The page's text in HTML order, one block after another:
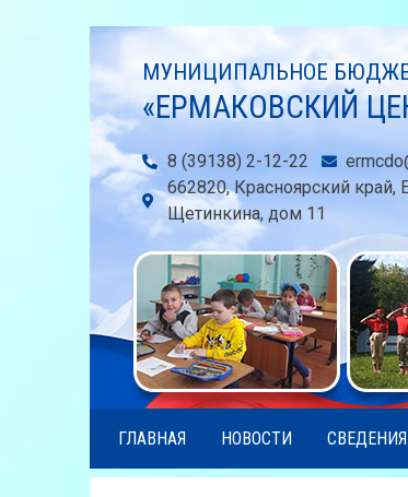
МУНИЦИПАЛЬНОЕ
«ЕРМАКОВСКИЙ
8 (39138) 2-12-22
662820, Красноярский
Щетинкина, дом 11
ГЛАВНАЯ НОВОСТИ